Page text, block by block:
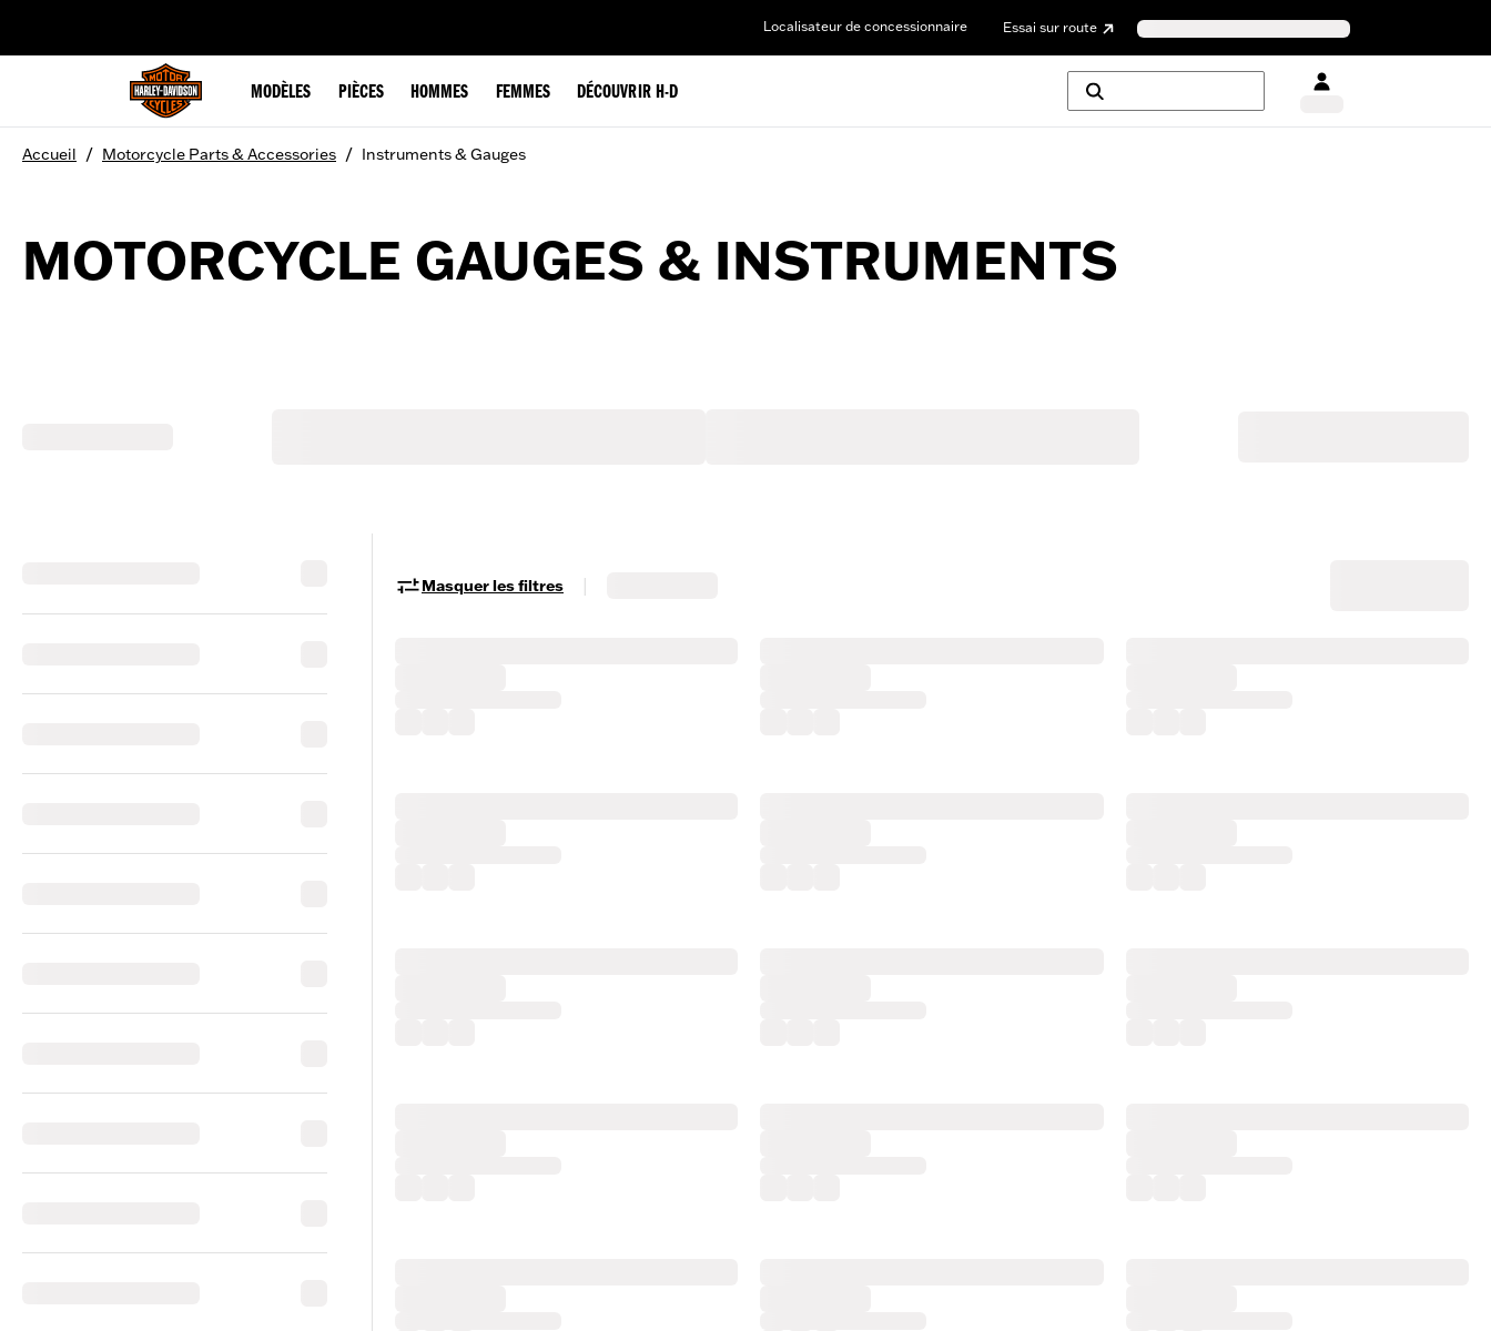
Localisateur de concessionnaire Essai sur route
MODÈLES PIÈCES HOMMES FEMMES DÉCOUVRIR H-D
Accueil / Motorcycle Parts & Accessories / Instruments & Gauges
MOTORCYCLE GAUGES & INSTRUMENTS
Masquer les filtres